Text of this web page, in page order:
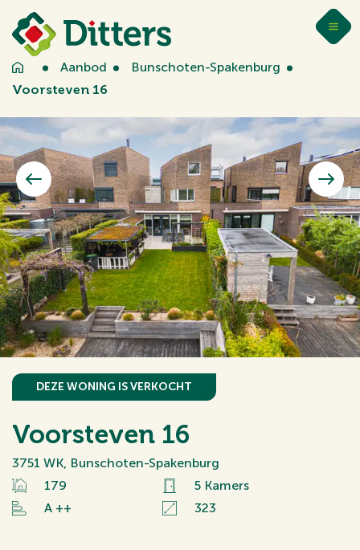
Aanbod
Bunschoten-Spakenburg
Voorsteven 16
DEZE WONING IS VERKOCHT
Voorsteven 16
3751 WK, Bunschoten-Spakenburg
179
5 Kamers
A ++
323